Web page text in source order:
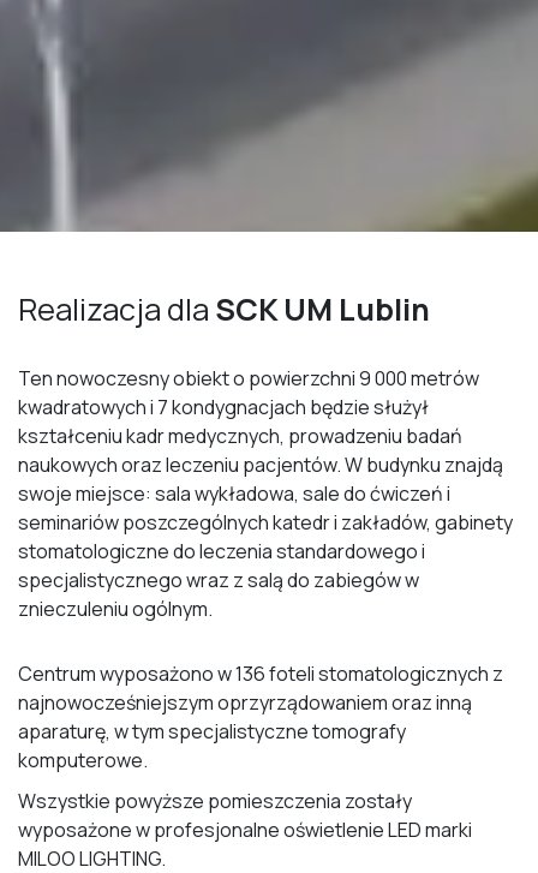
Realizacja dla SCK UM Lublin
Ten nowoczesny obiekt o powierzchni 9 000 metrów
kwadratowych i 7 kondygnacjach będzie służył
kształceniu kadr medycznych, prowadzeniu badań
naukowych oraz leczeniu pacjentów. W budynku znajdą
swoje miejsce: sala wykładowa, sale do ćwiczeń i
seminariów poszczególnych katedr i zakładów, gabinety
stomatologiczne do leczenia standardowego i
specjalistycznego wraz z salą do zabiegów w
znieczuleniu ogólnym.
Centrum wyposażono w 136 foteli stomatologicznych z
najnowocześniejszym oprzyrządowaniem oraz inną
aparaturę, w tym specjalistyczne tomografy
komputerowe.
Wszystkie powyższe pomieszczenia zostały
wyposażone w profesjonalne oświetlenie LED marki
MILOO LIGHTING.